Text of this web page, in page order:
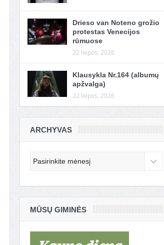
Drieso van Noteno grožio
protestas Venecijos
rūmuose
22 liepos, 2026
Klausykla Nr.164 (albumų
apžvalga)
22 liepos, 2026
ARCHYVAS
MŪSŲ GIMINĖS